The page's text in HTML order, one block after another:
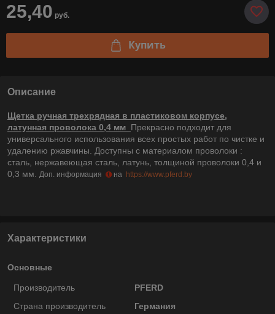
25,40 руб.
Купить
Описание
Щетка ручная трехрядная в пластиковом корпусе,
латунная проволока 0,4 мм Прекрасно подходит для
универсального использования всех простых работ по чистке и
удалению ржавчины. Доступны с материалом проволоки :
сталь, нержавеющая сталь, латунь, толщиной проволоки 0,4 и
0,3 мм.
Доп. информация на https://www.pferd.by
Характеристики
Основные
Производитель
PFERD
Страна производитель
Германия